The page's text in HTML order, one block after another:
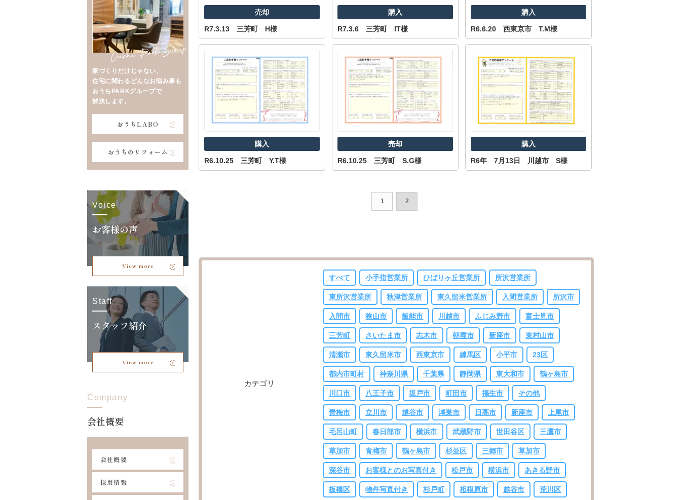
売却
R7.3.13 三芳町 H様
購入
R7.3.6 三芳町 IT様
購入
R6.6.20 西東京市 T.M様
購入
R6.10.25 三芳町 Y.T様
売却
R6.10.25 三芳町 S.G様
購入
R6年 7月13日 川越市 S様
1 2
カテゴリ
すべて 小手指営業所 ひばりヶ丘営業所 所沢営業所
東所沢営業所 秋津営業所 東久留米営業所 入間営業所 所沢市
入間市 狭山市 飯能市 川越市 ふじみ野市 富士見市
三芳町 さいたま市 志木市 朝霞市 新座市 東村山市
清瀬市 東久留米市 西東京市 練馬区 小平市 23区
都内市町村 神奈川県 千葉県 静岡県 東大和市 鶴ヶ島市
川口市 八王子市 坂戸市 町田市 福生市 その他
青梅市 立川市 越谷市 鴻巣市 日高市 新座市 上尾市
毛呂山町 春日部市 横浜市 武蔵野市 世田谷区 三鷹市
草加市 青梅市 鶴ヶ島市 杉並区 三郷市 草加市
深谷市 お客様とのお写真付き 松戸市 横浜市 あきる野市
板橋区 物件写真付き 杉戸町 相模原市 越谷市 荒川区
家づくりだけじゃない、
住宅に関わるどんなお悩み事も
おうちPARKグループで
解決します。
おうちLABO
おうちのリフォーム
Voice
お客様の声
View more
Staff
スタッフ紹介
View more
Company
会社概要
会社概要
採用情報